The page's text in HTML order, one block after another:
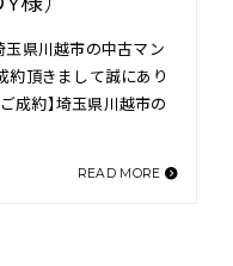
玉県川越市の中古マン
約頂きまして誠にあり
成約】埼玉県川越市の
READ MORE